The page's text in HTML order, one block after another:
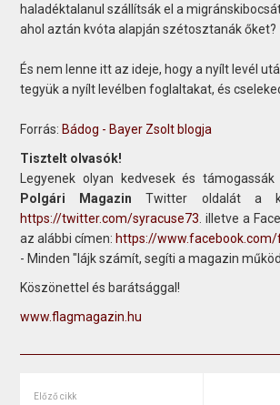
haladéktalanul szállítsák el a
ahol aztán kvóta alapján szétosztanák őket?
És nem lenne itt az ideje, hogy a nyílt levél
tegyük a nyílt levélben foglaltakat, és
Forrás: Bádog - Bayer Zsolt blogja
Tisztelt olvasók!
Legyenek olyan kedvesek és
Polgári Magazin Twitter oldalát a
https://twitter.com/syracuse73 . illetve a
az alábbi címen: https://
- Minden "lájk számít, segíti a magazin
Köszönettel és barátsággal!
www.flagmagazin.hu
Előző cikk